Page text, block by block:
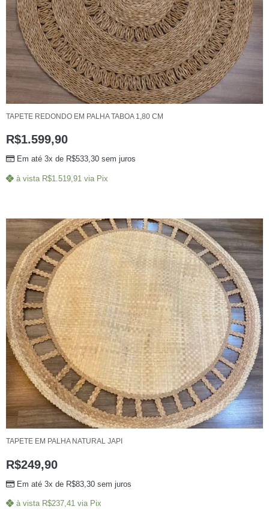
TAPETE REDONDO EM PALHA TABOA 1,80 CM
R$1.599,90
Em até 3x de R$533,30 sem juros
à vista R$1.519,91 via Pix
TAPETE EM PALHA NATURAL JAPI
R$249,90
Em até 3x de R$83,30 sem juros
à vista R$237,41 via Pix